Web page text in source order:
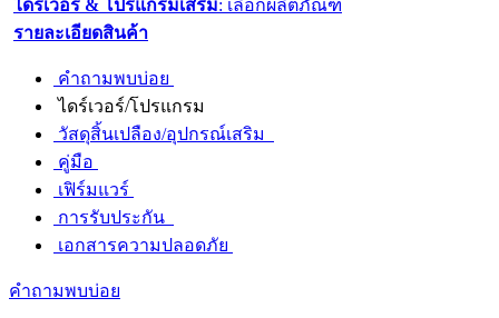
ไดร์เวอร์ & โปรแกรมเสริม: เลือกผลิตภัณฑ์
รายละเอียดสินค้า
คำถามพบบ่อย
ไดร์เวอร์/โปรแกรม
วัสดุสิ้นเปลือง/อุปกรณ์เสริม
คู่มือ
เฟิร์มแวร์
การรับประกัน
เอกสารความปลอดภัย
คำถามพบบ่อย